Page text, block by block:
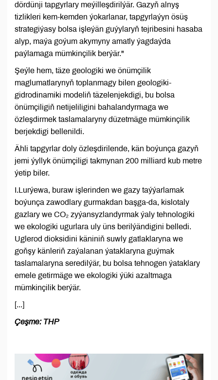
dördünji tapgyrlary meýilleşdirilýär. Gazyň alnyş
tizlikleri kem-kemden ýokarlanar, tapgyrlaýyn ösüş
strategiýasy bolsa işleýän guýylaryň tejribesini hasaba
alyp, maýa goýum akymyny amatly ýagdaýda
paýlamaga mümkinçilik berýär."
Şeýle hem, täze geologiki we önümçilik
maglumatlarynyň toplanmagy bilen geologiki-
gidrodinamiki modeliň täzelenjekdigi, bu bolsa
önümçiligiň netijeliligini bahalandyrmaga we
özleşdirmek taslamalaryny düzetmäge mümkinçilik
berjekdigi bellenildi.
Ähli tapgyrlar doly özleşdirilende, kän boýunça gazyň
jemi ýyllyk önümçiligi takmynan 200 milliard kub metre
ýetip biler.
I.Lurýewa, buraw işlerinden we gazy taýýarlamak
boýunça zawodlary gurmakdan başga-da, kislotaly
gazlary we CO₂ zyýansyzlandyrmak ýaly tehnologiki
we ekologiki ugurlara uly üns berilýändigini belledi.
Uglerod dioksidini käniniň suwly gatlaklaryna we
goňşy känleriň zaýalanan ýataklaryna guýmak
taslamalaryna seredilýär, bu bolsa tehnogen ýataklary
emele getirmäge we ekologiki ýüki azaltmaga
mümkinçilik berýär.
[...]
Çeşme: THP